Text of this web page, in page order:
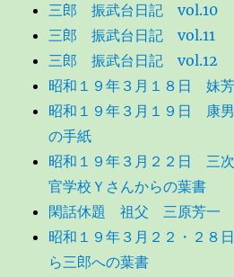
三郎 振武台日記 vol.10
三郎 振武台日記 vol.11
三郎 振武台日記 vol.12
昭和１９年３月１８日 妹
昭和１９年３月１９日 康
の手紙
昭和１９年３月２２日 三
官学校Ｙさんからの葉書
閑話休題 祖父 三原芳一
昭和１９年３月２２・２８
ら三郎への葉書